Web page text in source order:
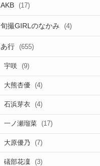
AKB (17)
旬撮GIRLのなかみ (4)
あ行 (655)
宇咲 (9)
大熊杏優 (4)
石浜芽衣 (4)
一ノ瀬瑠菜 (17)
大原優乃 (7)
礒部花凜 (3)